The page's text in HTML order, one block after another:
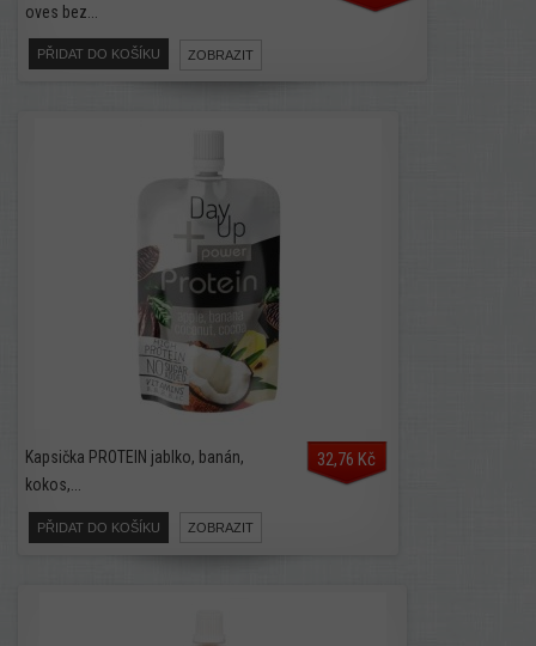
oves bez...
PŘIDAT DO KOŠÍKU ZOBRAZIT
Kapsička PROTEIN jablko, banán,
kokos,...
32,76 Kč
PŘIDAT DO KOŠÍKU ZOBRAZIT